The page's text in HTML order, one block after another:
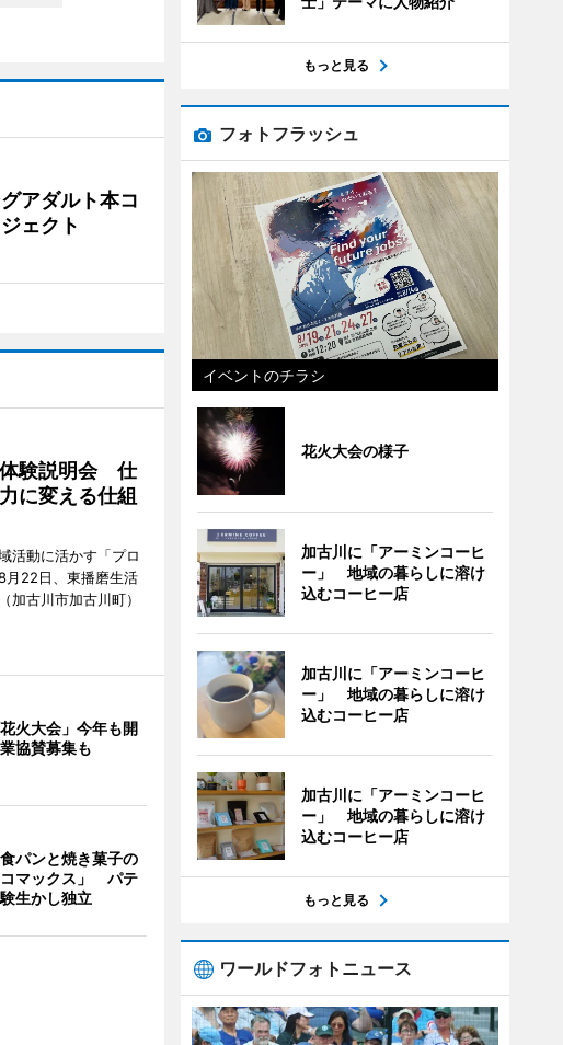
アダルト本コ
ェクト
体験説明会 仕
に変える仕組
活動に活かす「プロ
月22日、東播磨生活
加古川市加古川町）
花火大会」今年も開
協賛募集も
パンと焼き菓子の
コマックス」 パテ
生かし独立
もっと見る
フォトフラッシュ
イベントのチラシ
花火大会の様子
加古川に「アーミンコーヒ
ー」 地域の暮らしに溶け
込むコーヒー店
加古川に「アーミンコーヒ
ー」 地域の暮らしに溶け
込むコーヒー店
加古川に「アーミンコーヒ
ー」 地域の暮らしに溶け
込むコーヒー店
もっと見る
ワールドフォトニュース